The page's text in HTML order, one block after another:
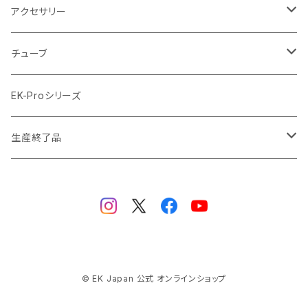
ラジエーターサイズ480mm
ラジエーターサイズ560mm
サテンチタン SatinTitan
ブラック Black
ブラックニッケル BlackNickel
ゴールド Gold
アクセサリー
クーラント
マウスパッド
ツール
チューブ
材質
ハード（PETG）
サイズ（OD:外径 / ID:内径）
EK-Proシリーズ
生産終了品
© EK Japan 公式 オンラインショップ